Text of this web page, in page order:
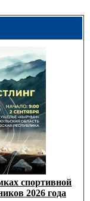
спортивной
2026 года